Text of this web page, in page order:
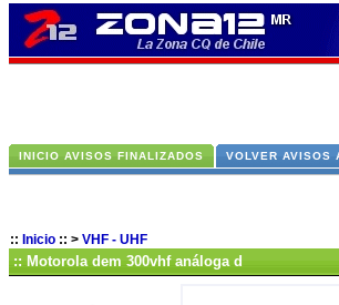
INICIO AVISOS FINALIZADOS VOLVER AVISOS
:: Inicio :: > VHF - UHF
:: Motorola dem 300vhf análoga d